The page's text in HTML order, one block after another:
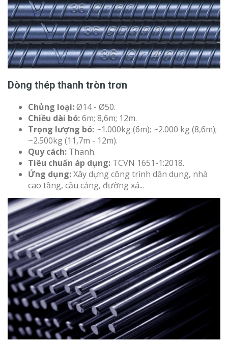
Dòng thép thanh tròn trơn
Chủng loại:Ø14 - Ø50.
Chiều dài bó:6m; 8,6m; 12m.
Trọng lượng bó: ~1.000kg (6m); ~2.000 kg (8,6m);
~2.500kg (11,7m - 12m).
Quy cách: Thanh.
Tiêu chuẩn áp dụng: TCVN 1651-1:2018.
Ứng dụng:Xây dựng công trình dân dụng, nhà
cao tầng, cầu cảng, đường xá...